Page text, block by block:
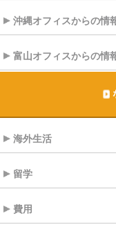
沖縄オフィスからの情
富山オフィスからの情
海外生活
留学
費用